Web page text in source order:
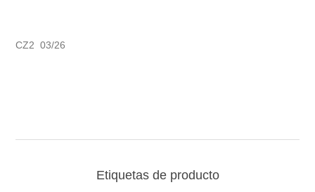
CZ2 03/26
Etiquetas de producto